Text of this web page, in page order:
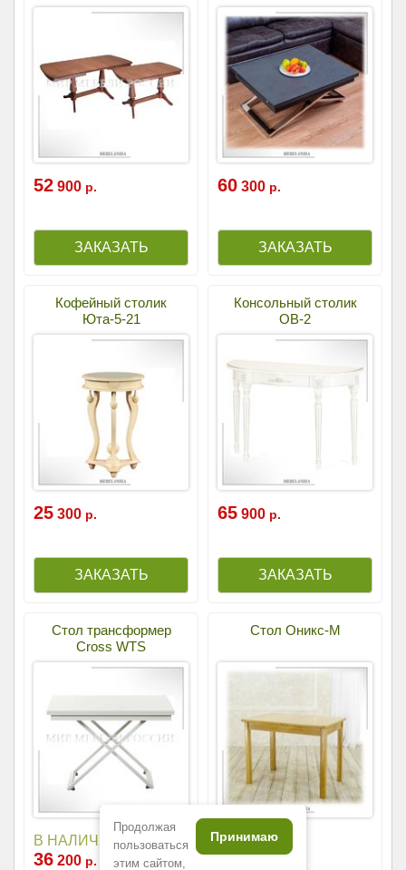
52 900 р. 60 300 р.
Кофейный столик
Юта-5-21
25 300 р.
Консольный столик
ОВ-2
65 900 р.
Стол трансформер
Cross WTS
В НАЛИЧИИ
36 200 р.
Стол Оникс-М
53 900р.
Продолжая
пользоваться
этим сайтом,
Принимаю